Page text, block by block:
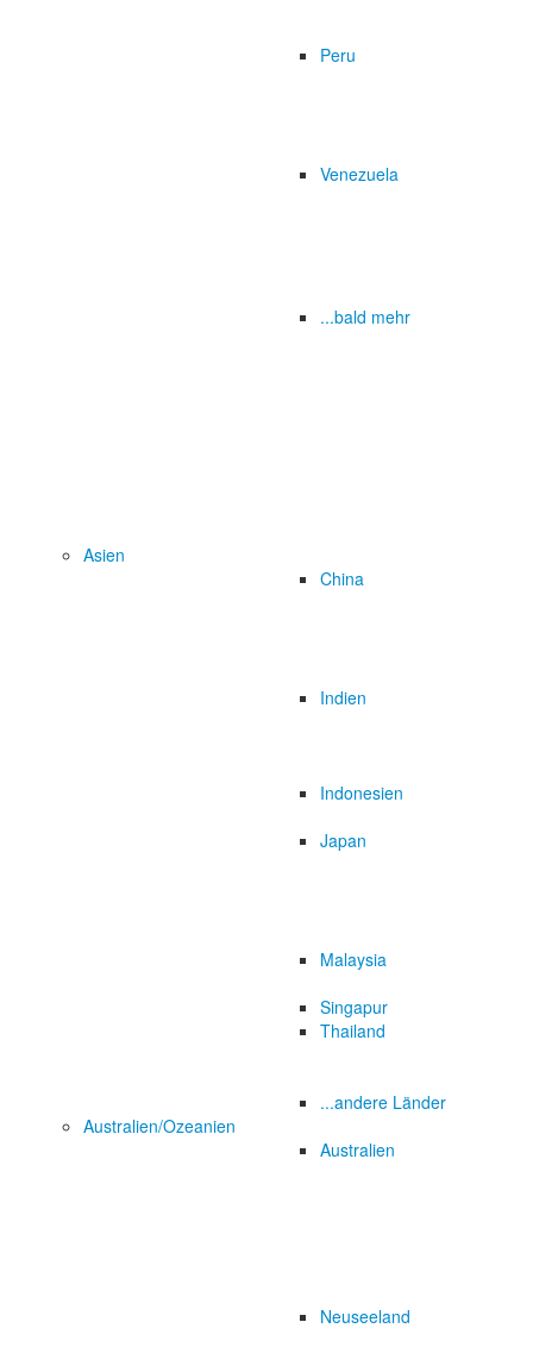
Peru
Venezuela
...bald mehr
Asien
China
Indien
Indonesien
Japan
Malaysia
Singapur
Thailand
...andere Länder
Australien/Ozeanien
Australien
Neuseeland